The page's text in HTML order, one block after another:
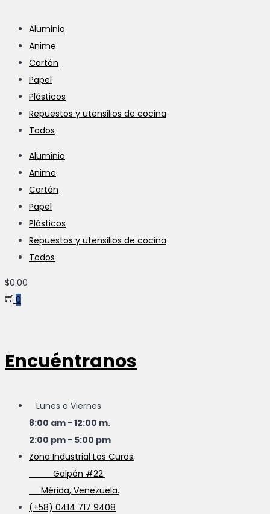
Aluminio
Anime
Cartón
Papel
Plásticos
Repuestos y utensilios de cocina
Todos
Aluminio
Anime
Cartón
Papel
Plásticos
Repuestos y utensilios de cocina
Todos
$0.00
0
Encuéntranos
Lunes a Viernes
8:00 am - 12:00 m.
2:00 pm - 5:00 pm
Zona Industrial Los Curos,
Galpón #22.
Mérida, Venezuela.
(+58) 0414 717 9408